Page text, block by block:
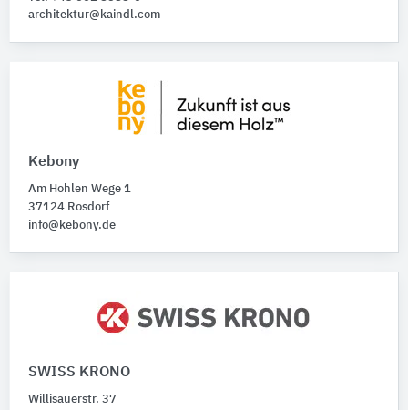
architektur@kaindl.com
Kebony
Am Hohlen Wege 1
37124 Rosdorf
info@kebony.de
SWISS KRONO
Willisauerstr. 37